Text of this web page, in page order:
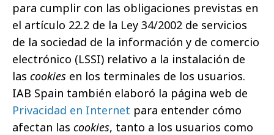
para cumplir con las obligaciones previstas en
el artículo 22.2 de la Ley 34/2002 de servicios
de la sociedad de la información y de comercio
electrónico (LSSI) relativo a la instalación de
las cookies en los terminales de los usuarios.
IAB Spain también elaboró la página web de
Privacidad en Internet  para entender cómo
afectan las cookies, tanto a los usuarios como